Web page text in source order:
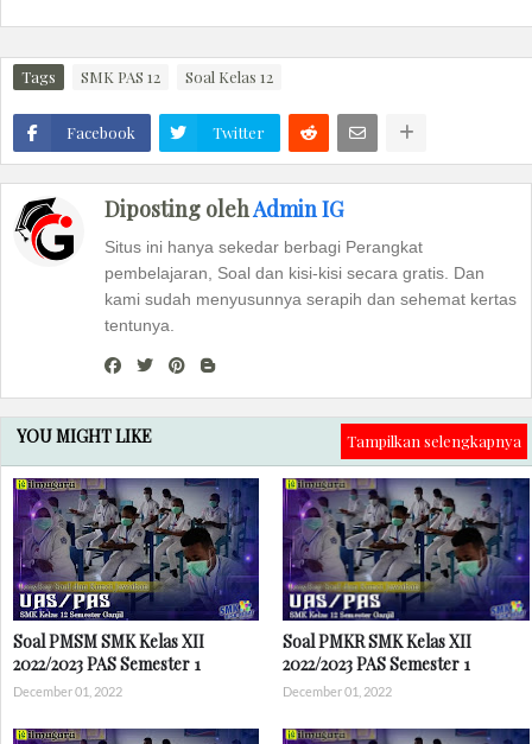
Tags SMK PAS 12 Soal Kelas 12
Facebook Twitter
Diposting olehAdmin IG
Situs ini hanya sekedar berbagi Perangkat
pembelajaran, Soal dan kisi-kisi secara gratis. Dan
kami sudah menyusunnya serapih dan sehemat kertas
tentunya.
YOU MIGHT LIKE Tampilkan selengkapnya
Soal PMSM SMK Kelas XII
2022/2023 PAS Semester 1
December 01, 2022
Soal PMKR SMK Kelas XII
2022/2023 PAS Semester 1
December 01, 2022